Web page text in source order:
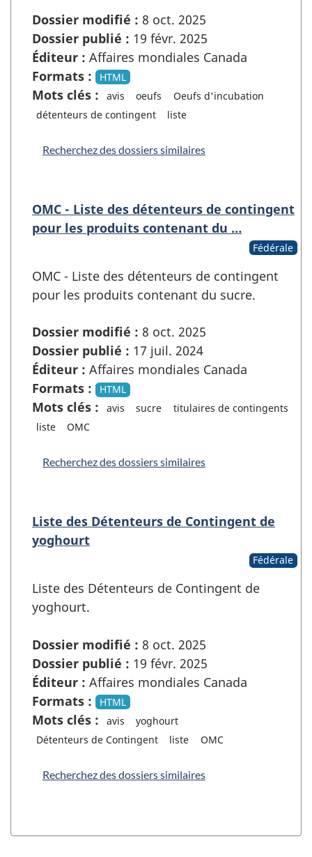
Dossier modifié : 8 oct. 2025
Dossier publié : 19 févr. 2025
Éditeur : Affaires mondiales Canada
Formats :
HTML
Mots clés : avis oeufs
Oeufs d'incubation
détenteurs de contingent
liste
Recherchez des dossiers similaires
OMC - Liste des détenteurs de contingent
pour les produits contenant du …
Fédérale
OMC - Liste des détenteurs de contingent
pour les produits contenant du sucre.
Dossier modifié : 8 oct. 2025
Dossier publié : 17 juil. 2024
Éditeur : Affaires mondiales Canada
Formats :
HTML
Mots clés : avis sucre
titulaires de contingents
liste
OMC
Recherchez des dossiers similaires
Liste des Détenteurs de Contingent de
yoghourt
Fédérale
Liste des Détenteurs de Contingent de
yoghourt.
Dossier modifié : 8 oct. 2025
Dossier publié : 19 févr. 2025
Éditeur : Affaires mondiales Canada
Formats :
HTML
Mots clés : avis
yoghourt
Détenteurs de Contingent
liste OMC
Recherchez des dossiers similaires